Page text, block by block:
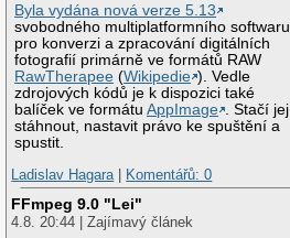
Byla vydána nová verze 5.13
svobodného multiplatformního softwaru
pro konverzi a zpracování digitálních
fotografií primárně ve formátů RAW
RawTherapee (Wikipedie ). Vedle
zdrojových kódů je k dispozici také
balíček ve formátuAppImage
. Stačí jej
stáhnout, nastavit právo ke spuštění a
spustit.
Ladislav Hagara| Komentářů: 0
FFmpeg 9.0 "Lei"
4.8. 20:44 | Zajímavý článek